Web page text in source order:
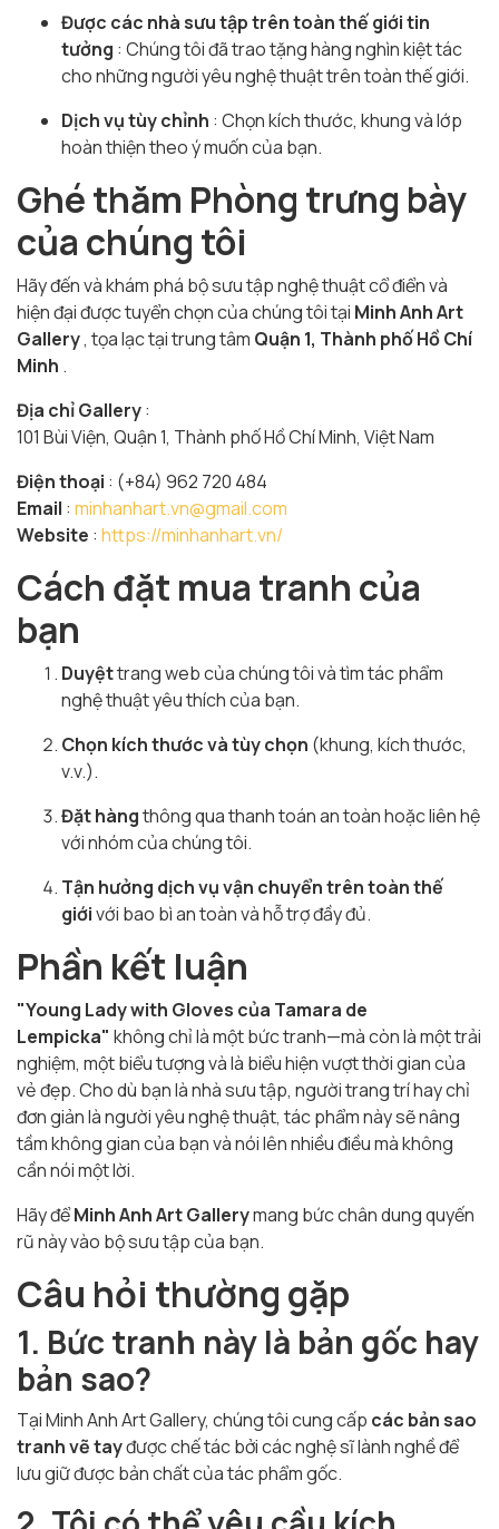
Được các nhà sưu tập trên toàn thế giới tin
tưởng : Chúng tôi đã trao tặng hàng nghìn kiệt tác
cho những người yêu nghệ thuật trên toàn thế giới.
Dịch vụ tùy chỉnh : Chọn kích thước, khung và lớp
hoàn thiện theo ý muốn của bạn.
Ghé thăm Phòng trưng bày
của chúng tôi
Hãy đến và khám phá bộ sưu tập nghệ thuật cổ điển và
hiện đại được tuyển chọn của chúng tôi tại Minh Anh Art
Gallery, tọa lạc tại trung tâm Quận 1, Thành phố Hồ Chí
Minh .
Địa chỉ Gallery:
101 Bùi Viện, Quận 1, Thành phố Hồ Chí Minh, Việt Nam
Điện thoại : (+84) 962 720 484
Email : minhanhart.vn@gmail.com
Website : https://minhanhart.vn/
Cách đặt mua tranh của
bạn
Duyệttrang web của chúng tôi và tìm tác phẩm
nghệ thuật yêu thích của bạn.
Chọn kích thước và tùy chọn (khung, kích thước,
v.v.).
Đặt hàngthông qua thanh toán an toàn hoặc liên hệ
với nhóm của chúng tôi.
Tận hưởng dịch vụ vận chuyển trên toàn thế
giớivới bao bì an toàn và hỗ trợ đầy đủ.
Phần kết luận
"Young Lady with Gloves của Tamara de
Lempicka" không chỉ là một bức tranh—mà còn là một trải
nghiệm, một biểu tượng và là biểu hiện vượt thời gian của
vẻ đẹp. Cho dù bạn là nhà sưu tập, người trang trí hay chỉ
đơn giản là người yêu nghệ thuật, tác phẩm này sẽ nâng
tầm không gian của bạn và nói lên nhiều điều mà không
cần nói một lời.
Hãy đểMinh Anh Art Gallerymang bức chân dung quyến
rũ này vào bộ sưu tập của bạn.
Câu hỏi thường gặp
1. Bức tranh này là bản gốc hay
bản sao?
Tại Minh Anh Art Gallery, chúng tôi cung cấp các bản sao
tranh vẽ tayđược chế tác bởi các nghệ sĩ lành nghề để
lưu giữ được bản chất của tác phẩm gốc.